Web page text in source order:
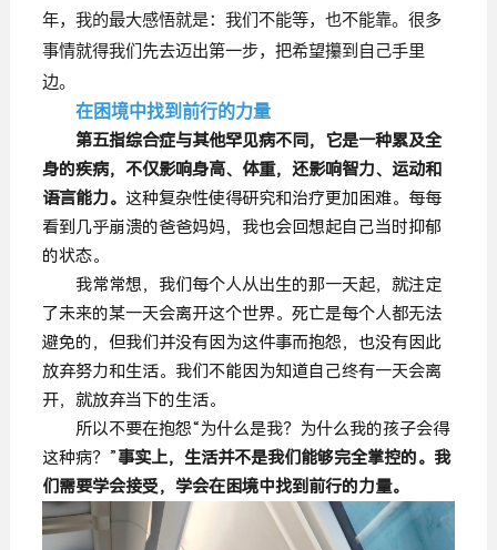
年，我的最大感悟就是：我们不能等，也不能靠。很多
事情就得我们先去迈出第一步，把希望攥到自己手里
边。
在困境中找到前行的力量
第五指综合症与其他罕见病不同，它是一种累及全
身的疾病，不仅影响身高、体重，还影响智力、运动和
语言能力。 这种复杂性使得研究和治疗更加困难。每每
看到几乎崩溃的爸爸妈妈，我也会回想起自己当时抑郁
的状态。
我常常想，我们每个人从出生的那一天起，就注定
了未来的某一天会离开这个世界。死亡是每个人都无法
避免的，但我们并没有因为这件事而抱怨，也没有因此
放弃努力和生活。我们不能因为知道自己终有一天会离
开，就放弃当下的生活。
所以不要在抱怨“为什么是我？为什么我的孩子会得
这种病？”事实上，生活并不是我们能够完全掌控的。我
们需要学会接受， 学会在困境中找到前行的力量。